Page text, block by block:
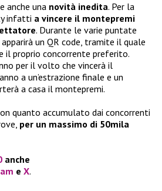
anche una novità inedita. Per la
infatti a vincere il montepremi
. Durante le varie puntate
un QR code, tramite il quale
il proprio concorrente preferito.
per il volto che vincerà il
a un’estrazione finale e un
a casa il montepremi.
quanto accumulato dai concorrenti
per un massimo di 50mila
anche
e X.